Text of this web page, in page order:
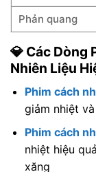
Phản quang
💎 Các Dòng
Nhiên Liệu
Phim cách
giảm nhiệt
Phim cách
nhiệt hiệu
xăng